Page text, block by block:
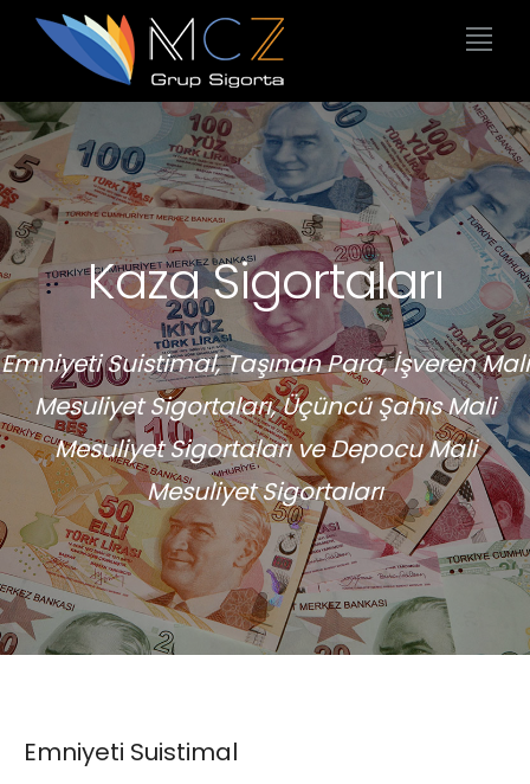
Kaza Sigortaları
Emniyeti Suistimal, Taşınan Para, İşveren Mali
Mesuliyet Sigortaları, Üçüncü Şahıs Mali
Mesuliyet Sigortaları ve Depocu Mali
Mesuliyet Sigortaları
Emniyeti Suistimal